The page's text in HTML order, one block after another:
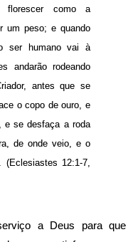
florescer como a
um peso; e quando
ser humano vai à
andarão rodeando
antes que se
o copo de ouro, e
e se desfaça a roda
de onde veio, e o
12:1-7,
a Deus para que